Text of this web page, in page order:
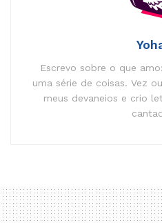
Escrevo sobre o que
uma série de coisas. Vez
meus devaneios e crio